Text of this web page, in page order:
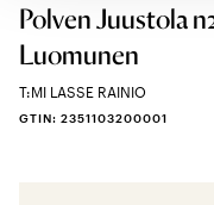
Polven Juustola
Luomunen
T:MI LASSE RAINIO
GTIN: 2351103200001